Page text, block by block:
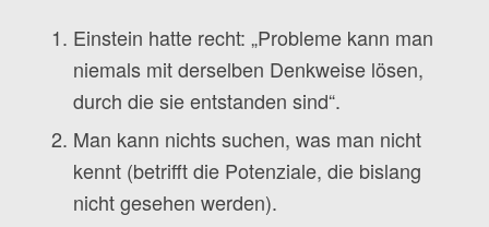
Einstein hatte recht: „Probleme kann man
niemals mit derselben Denkweise lösen,
durch die sie entstanden sind“.
Man kann nichts suchen, was man nicht
kennt (betrifft die Potenziale, die bislang
nicht gesehen werden).